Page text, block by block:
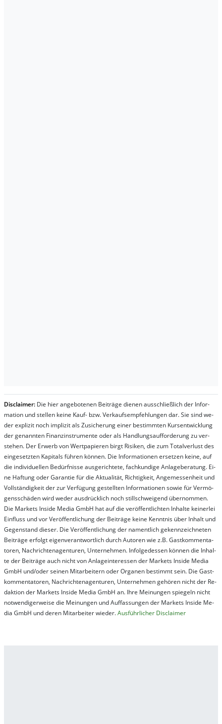
Dis­clai­mer: Die hier an­ge­bo­te­nen Bei­trä­ge die­nen aus­schließ­lich der In­for­
ma­t­ion und stel­len kei­ne Kauf- bzw. Ver­kaufs­em­pfeh­lung­en dar. Sie sind we­
der ex­pli­zit noch im­pli­zit als Zu­sich­er­ung ei­ner be­stim­mt­en Kurs­ent­wick­lung
der ge­nan­nt­en Fi­nanz­in­stru­men­te oder als Handl­ungs­auf­for­der­ung zu ver­
steh­en. Der Er­werb von Wert­pa­pier­en birgt Ri­si­ken, die zum To­tal­ver­lust des
ein­ge­setz­ten Ka­pi­tals füh­ren kön­nen. Die In­for­ma­tion­en er­setz­en kei­ne, auf
die in­di­vi­du­el­len Be­dür­fnis­se aus­ge­rich­te­te, fach­kun­di­ge An­la­ge­be­ra­tung. Ei­
ne Haf­tung oder Ga­ran­tie für die Ak­tu­ali­tät, Rich­tig­keit, An­ge­mes­sen­heit und
Vol­lständ­ig­keit der zur Ver­fü­gung ge­stel­lt­en In­for­ma­tion­en so­wie für Ver­mö­
gens­schä­den wird we­der aus­drück­lich noch stil­lschwei­gend über­nom­men.
Die Mar­kets In­side Me­dia GmbH hat auf die ver­öf­fent­lich­ten In­hal­te kei­ner­lei
Ein­fluss und vor Ver­öf­fent­lich­ung der Bei­trä­ge kei­ne Ken­nt­nis über In­halt und
Ge­gen­stand die­ser. Die Ver­öf­fent­lich­ung der na­ment­lich ge­kenn­zeich­net­en
Bei­trä­ge er­folgt ei­gen­ver­ant­wort­lich durch Au­tor­en wie z.B. Gast­kom­men­ta­
tor­en, Nach­richt­en­ag­en­tur­en, Un­ter­neh­men. In­fol­ge­des­sen kön­nen die In­hal­
te der Bei­trä­ge auch nicht von An­la­ge­in­te­res­sen der Mar­kets In­side Me­dia
GmbH und/oder sei­nen Mit­ar­bei­tern oder Or­ga­nen be­stim­mt sein. Die Gast­
kom­men­ta­tor­en, Nach­rich­ten­ag­en­tur­en, Un­ter­neh­men ge­hör­en nicht der Re­
dak­tion der Mar­kets In­side Me­dia GmbH an. Ihre Mei­nung­en spie­geln nicht
not­wen­di­ger­wei­se die Mei­nung­en und Auf­fas­sung­en der Mar­kets In­side Me­
dia GmbH und de­ren Mit­ar­bei­ter wie­der.Aus­führ­lich­er Dis­clai­mer